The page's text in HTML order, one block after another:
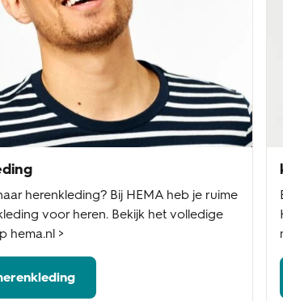
herenkleding? Bij HEMA heb je ruime
voor heren. Bekijk het volledige
hema.nl >